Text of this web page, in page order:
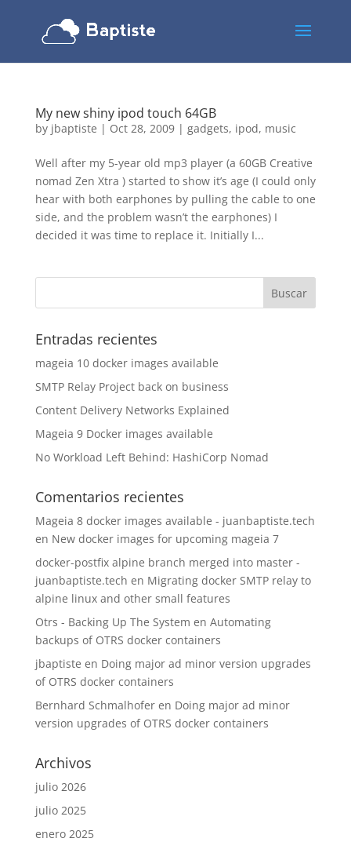
My new shiny ipod touch 64GB
by jbaptiste | Oct 28, 2009| gadgets, ipod, music
Well after my 5-year old mp3 player (a 60GB Creative
nomad Zen Xtra ) started to show it’s age (I could only
hear with both earphones by pulling the cable to one
side, and the problem wasn’t the earphones) I
decided it was time to replace it. Initially I...
Entradas recientes
mageia 10 docker images available
SMTP Relay Project back on business
Content Delivery Networks Explained
Mageia 9 Docker images available
No Workload Left Behind: HashiCorp Nomad
Comentarios recientes
Mageia 8 docker images available - juanbaptiste.tech
en New docker images for upcoming mageia 7
docker-postfix alpine branch merged into master -
juanbaptiste.tech en Migrating docker SMTP relay to
alpine linux and other small features
Otrs - Backing Up The System en Automating
backups of OTRS docker containers
jbaptiste en Doing major ad minor version upgrades
of OTRS docker containers
Bernhard Schmalhoferen Doing major ad minor
version upgrades of OTRS docker containers
Archivos
julio 2026
julio 2025
enero 2025